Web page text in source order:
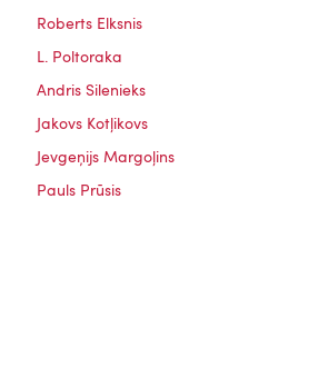
Roberts Elksnis
L. Poltoraka
Andris Silenieks
Jakovs Kotļikovs
Jevgeņijs Margoļins
Pauls Prūsis